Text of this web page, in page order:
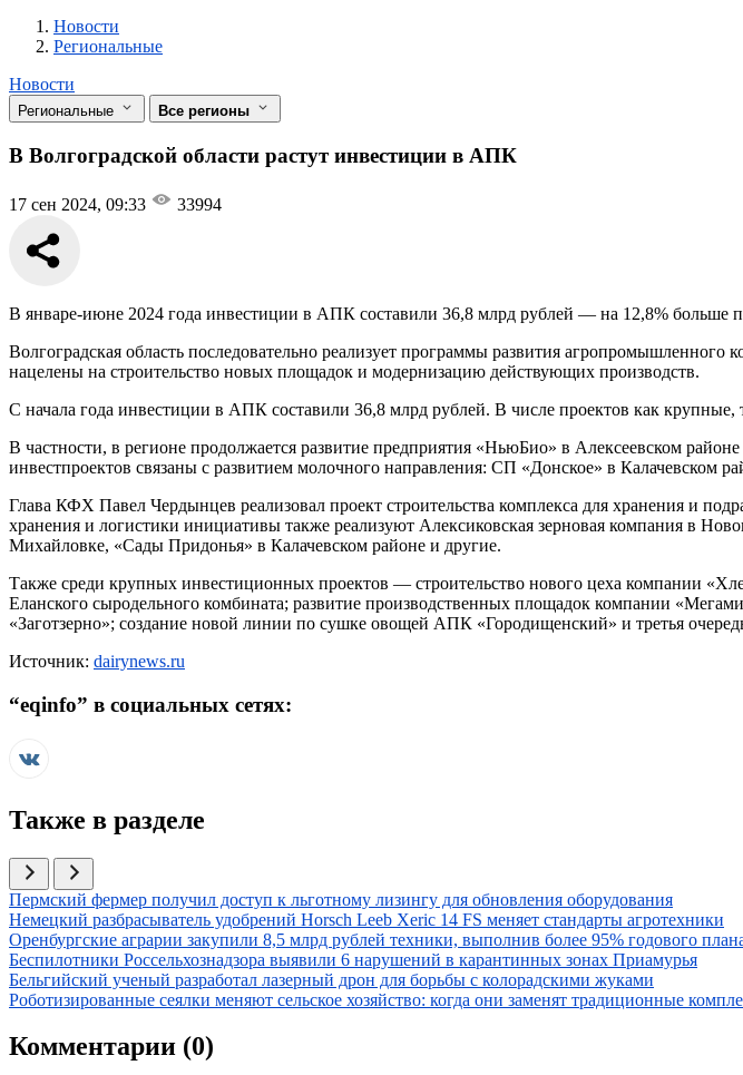
Новости
Разделы
Новости
Региональные
Новости
Региональные Все регионы
В Волгоградской области растут инвестиции в АПК
17 сен 2024, 09:33 33994
В январе-июне 2024 года инвестиции в АПК составили 36,8 млрд рублей — на 12,8% больше
Волгоградская область последовательно реализует программы развития
нацелены на строительство новых площадок и модернизацию действующих производств.
С начала года инвестиции в АПК составили 36,8 млрд рублей. В числе проектов как
В частности, в регионе продолжается развитие предприятия «НьюБио» в Алексеевском
инвестпроектов связаны с развитием молочного направления: СП «Донское» в
Глава КФХ Павел Чердынцев реализовал проект строительства комплекса для хранения и
хранения и логистики инициативы также реализуют Алексиковская зерновая компания в
Михайловке, «Сады Придонья» в Калачевском районе и другие.
Также среди крупных инвестиционных проектов — строительство нового цеха компании
Еланского сыродельного комбината; развитие производственных площадок компании
«Заготзерно»; создание новой линии по сушке овощей АПК «Городищенский» и третья
Источник: dairynews.ru
“eqinfo” в социальных сетях:
Также в разделе
Иллюстрация новости
Пермский фермер получил доступ к льготному лизингу для обновления оборудования
Иллюстрация новости
Немецкий разбрасыватель удобрений Horsch Leeb Xeric 14 FS меняет стандарты агротехники
Иллюстрация новости
Оренбургские аграрии закупили 8,5 млрд рублей техники, выполнив более 95% годового
Иллюстрация новости
Беспилотники Россельхознадзора выявили 6 нарушений в карантинных зонах Приамурья
Иллюстрация новости
Бельгийский ученый разработал лазерный дрон для борьбы с колорадскими жуками
Иллюстрация новости
Роботизированные сеялки меняют сельское хозяйство: когда они заменят традиционные
Комментарии (0)